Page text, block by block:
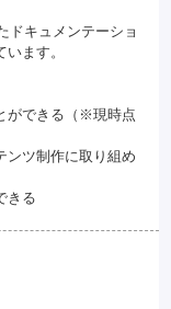
ドキュメンテーショ
ます。
ができる（※現時点
ンツ制作に取り組め
きる